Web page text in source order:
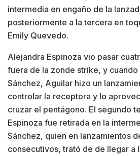
intermedia en engaño de la
posteriormente a la tercera en
Emily Quevedo.
Alejandra Espinoza vio pasar
fuera de la zonde strike, y cuando
Sánchez, Aguilar hizo un
controlar la receptora y lo
cruzar el pentágono. El segundo
Espinoza fue retirada en la
Sánchez, quien en lanzamientos
consecutivos, trató de de llegar a